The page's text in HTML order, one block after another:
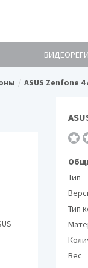
ASUS Zenfone 4
Тип
Тип
Вес